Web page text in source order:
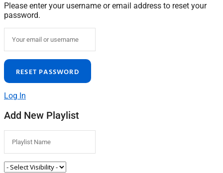
Please enter your username or email address to reset your
password.
Log In
Add New Playlist